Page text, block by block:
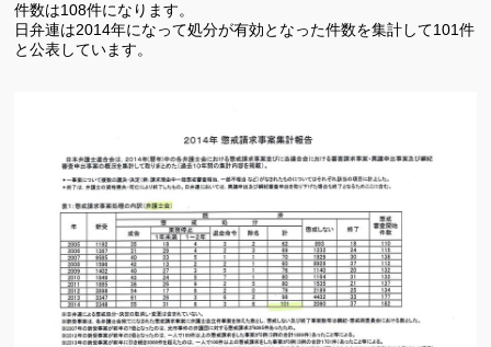
件数は108件になります。
日弁連は2014年になって処分が有効となった件数を集計して101件
と公表しています。